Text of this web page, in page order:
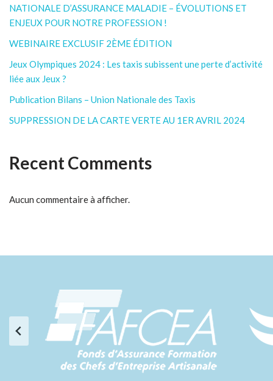
NATIONALE D’ASSURANCE MALADIE – ÉVOLUTIONS ET
ENJEUX POUR NOTRE PROFESSION !
WEBINAIRE EXCLUSIF 2ÈME ÉDITION
Jeux Olympiques 2024 : Les taxis subissent une perte d’activité
liée aux Jeux ?
Publication Bilans – Union Nationale des Taxis
SUPPRESSION DE LA CARTE VERTE AU 1ER AVRIL 2024
Recent Comments
Aucun commentaire à afficher.